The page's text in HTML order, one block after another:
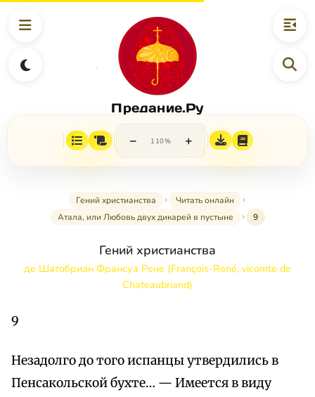
Предание.Ру
− 110% +
Гений христианства
Читать онлайн
Атала, или Любовь двух дикарей в пустыне
9
Гений христианства
де Шатобриан Франсуа Рене (François-René, vicomte de
Chateaubriand)
9
Незадолго до того испанцы утвердились в
Пенсакольской бухте… — Имеется в виду